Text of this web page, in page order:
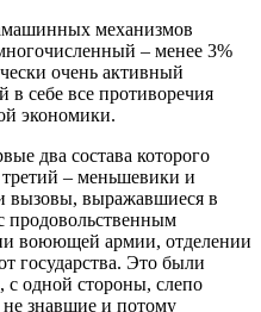
механизмов
– менее 3%
очень активный
в себе все противоречия
экономики.
два состава которого
– меньшевики и
вызовы, выражавшиеся в
продовольственным
воюющей армии, отделении
государства. Это были
с одной стороны, слепо
не знавшие и потому